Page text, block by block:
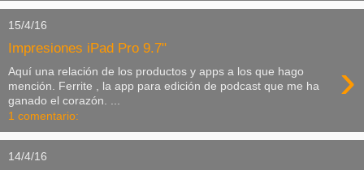
15/4/16
Impresiones iPad Pro 9.7"
›
Aquí una relación de los productos y apps a los que hago
mención. Ferrite , la app para edición de podcast que me ha
ganado el corazón. ...
1 comentario:
14/4/16